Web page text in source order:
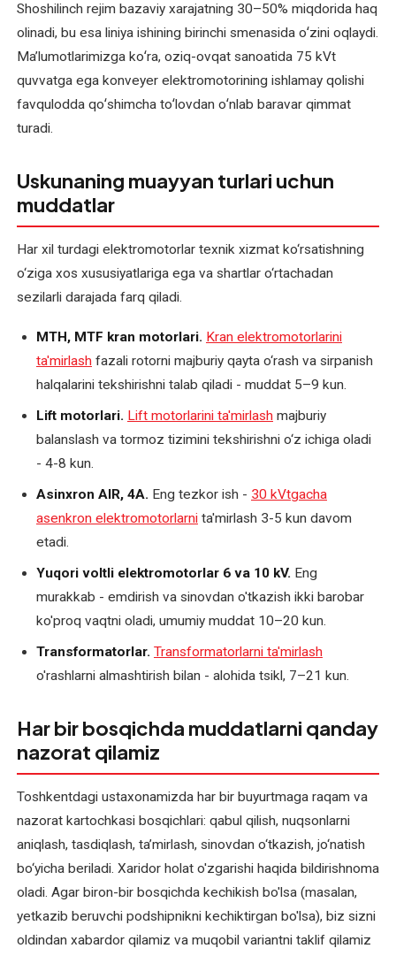
Transformatorlarni
ta'mirlash
Uch
fazali
o'rash
podshipnik
o'rnini
tiklash
Shoshilinch rejim bazaviy xarajatning 30–50% miqdorida haq
olinadi, bu esa liniya ishining birinchi smenasida oʻzini oqlaydi.
Maʼlumotlarimizga koʻra, oziq-ovqat sanoatida 75 kVt
quvvatga ega konveyer elektromotorining ishlamay qolishi
favqulodda qoʻshimcha toʻlovdan oʻnlab baravar qimmat
turadi.
Uskunaning muayyan turlari uchun
muddatlar
Har xil turdagi elektromotorlar texnik xizmat ko‘rsatishning
o‘ziga xos xususiyatlariga ega va shartlar o‘rtachadan
sezilarli darajada farq qiladi.
MTH, MTF kran motorlari. Kran elektromotorlarini
ta'mirlash fazali rotorni majburiy qayta o‘rash va sirpanish
halqalarini tekshirishni talab qiladi - muddat 5–9 kun.
Lift motorlari. Lift motorlarini ta'mirlash majburiy
balanslash va tormoz tizimini tekshirishni o‘z ichiga oladi
- 4-8 kun.
Asinxron AIR, 4A. Eng tezkor ish - 30 kVtgacha
asenkron elektromotorlarni ta'mirlash 3-5 kun davom
etadi.
Yuqori voltli elektromotorlar 6 va 10 kV. Eng
murakkab - emdirish va sinovdan o'tkazish ikki barobar
ko'proq vaqtni oladi, umumiy muddat 10–20 kun.
Transformatorlar. Transformatorlarni ta'mirlash
o'rashlarni almashtirish bilan - alohida tsikl, 7–21 kun.
Har bir bosqichda muddatlarni qanday
nazorat qilamiz
Toshkentdagi ustaxonamizda har bir buyurtmaga raqam va
nazorat kartochkasi bosqichlari: qabul qilish, nuqsonlarni
aniqlash, tasdiqlash, ta’mirlash, sinovdan o‘tkazish, jo‘natish
bo‘yicha beriladi. Xaridor holat o'zgarishi haqida bildirishnoma
oladi. Agar biron-bir bosqichda kechikish bo'lsa (masalan,
yetkazib beruvchi podshipnikni kechiktirgan bo'lsa), biz sizni
oldindan xabardor qilamiz va muqobil variantni taklif qilamiz